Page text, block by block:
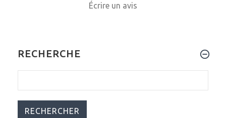
Écrire un avis
RECHERCHE